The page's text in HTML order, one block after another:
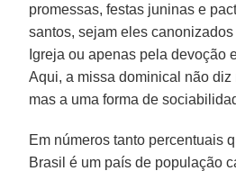
promessas, festas juninas e
santos, sejam eles
Igreja ou apenas pela devoção
Aqui, a missa dominical não diz
mas a uma forma de
Em números tanto percentuais
Brasil é um país de população